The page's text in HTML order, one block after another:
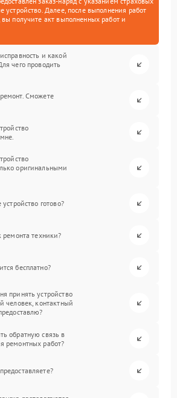
устройство. Далее, после выполнения работ
получите акт выполненных работ и
и какой
чего проводить
Сможете
оригинальными
готово?
ремонта техники?
бесплатно?
принять устройство
человек, контактный
обратную связь в
ремонтных работ?